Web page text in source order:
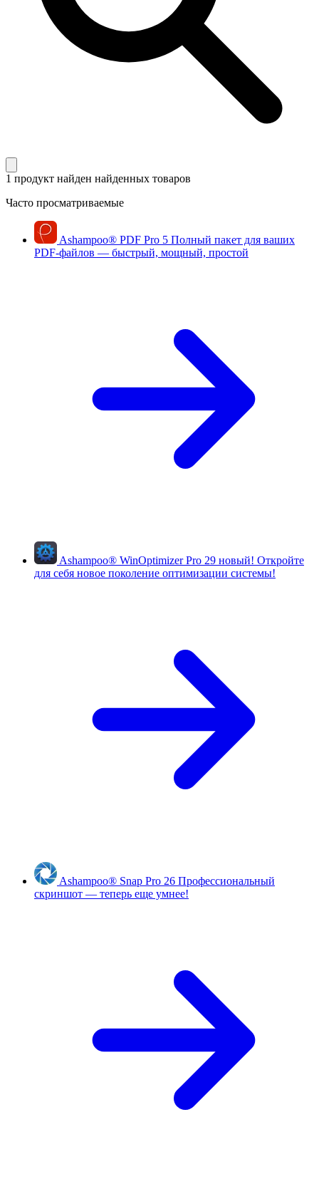
1 продукт найден найденных товаров
Часто просматриваемые
Ashampoo® PDF Pro 5 Полный пакет для ваших
PDF-файлов — быстрый, мощный, простой
Ashampoo® WinOptimizer Pro 29 новый! Откройте
для себя новое поколение оптимизации системы!
Ashampoo® Snap Pro 26 Профессиональный
скриншот — теперь еще умнее!